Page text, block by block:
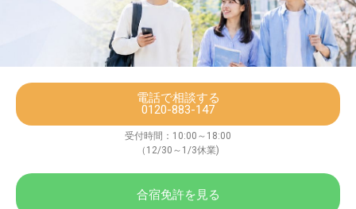
電話で相談する
0120-883-147
受付時間：10:00～18:00
（12/30～1/3休業)
合宿免許を見る